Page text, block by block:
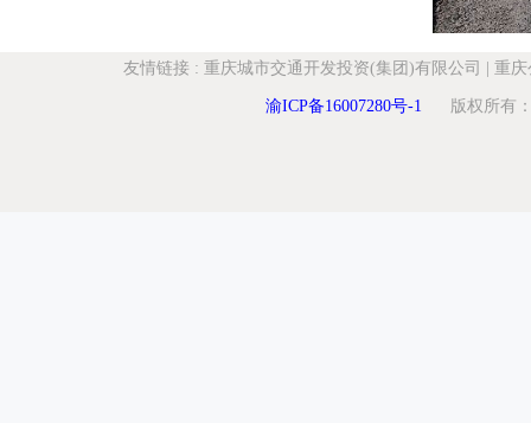
友情链接 : 重庆城市交通开发投资(集团)有限公司 重庆
渝ICP备16007280号-1 版权所有：